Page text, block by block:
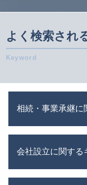
よく検索され
相続・事業承継に
相続 放棄
共益権 とは
会社設立に関する